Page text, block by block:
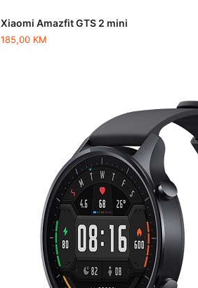
Xiaomi Amazfit GTS 2 mini
185,00 KM